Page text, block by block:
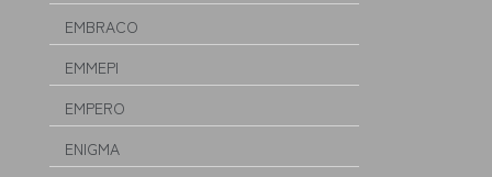
EMBRACO
EMMEPI
EMPERO
ENIGMA